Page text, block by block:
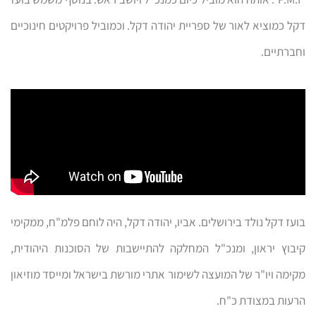
דקל כמוציא לאור של ספריית יהודה דקל. וכמוביל פרויקטים חינוכיים
וחברתיים.
בועז דקל נולד בירושלים. אביו, יהודה דקל, היה לוחם פלמ"ח, ממקימי
קיבוץ יראון, ומנכ"ל המחלקה להתיישבות של הסוכנות היהודית,
מקימה ויו"ר של המועצה לשימור אתרי מורשת בישראל ומייסד מוזיאון
הרעות במצודת כ"ח.